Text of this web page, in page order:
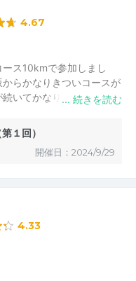
4.67
ス10kmで参加しまし
らかなりきついコースが
いてかなりハードでし
かったが気持ちよく走れ
設定でもありながら走り
１回）
開催日：2024/9/29
4.33